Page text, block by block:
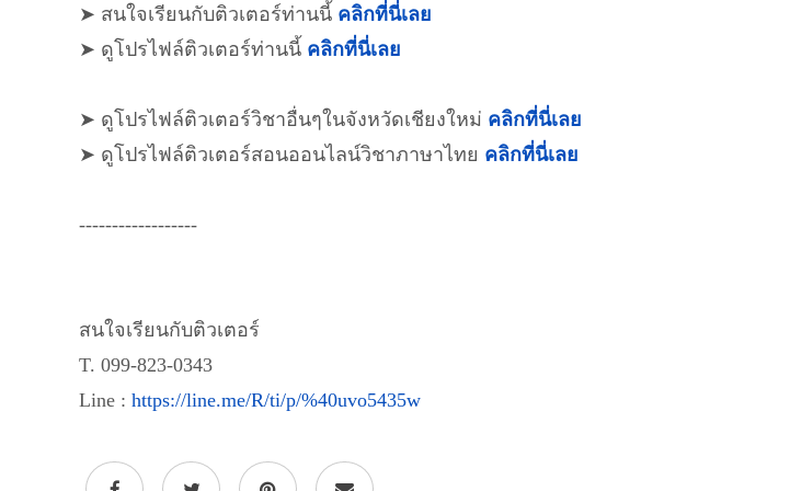
➤ สนใจเรียนกับติวเตอร์ท่านนี้ คลิกที่นี่เลย
➤ ดูโปรไฟล์ติวเตอร์ท่านนี้ คลิกที่นี่เลย
➤ ดูโปรไฟล์ติวเตอร์วิชาอื่นๆในจังหวัดเชียงใหม่ คลิกที่นี่เลย
➤ ดูโปรไฟล์ติวเตอร์สอนออนไลน์วิชาภาษาไทย คลิกที่นี่เลย
------------------
สนใจเรียนกับติวเตอร์
T. 099-823-0343
Line : https://line.me/R/ti/p/%40uvo5435w